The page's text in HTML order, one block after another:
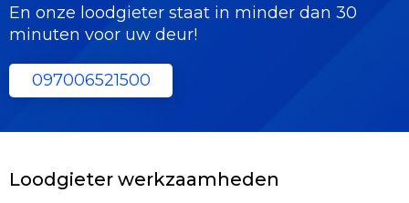
En onze loodgieter staat in minder dan 30
minuten voor uw deur!
097006521500
Loodgieter werkzaamheden